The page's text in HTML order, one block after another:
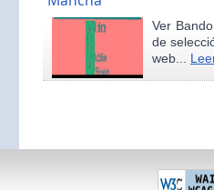
Ver
de
web...